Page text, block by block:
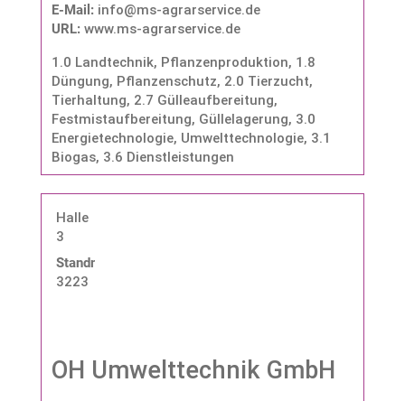
E-Mail: info@ms-agrarservice.de
URL: www.ms-agrarservice.de
1.0 Landtechnik, Pflanzenproduktion, 1.8
Düngung, Pflanzenschutz, 2.0 Tierzucht,
Tierhaltung, 2.7 Gülleaufbereitung,
Festmistaufbereitung, Güllelagerung, 3.0
Energietechnologie, Umwelttechnologie, 3.1
Biogas, 3.6 Dienstleistungen
Halle
3
Standnummer:
3223
OH Umwelttechnik GmbH